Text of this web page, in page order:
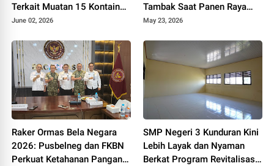
Terkait Muatan 15 Kontainer
PT PMM: Sudah Layak
June 02, 2026
Tambak Saat Panen Raya
Udang di Kebumen
May 23, 2026
Raker Ormas Bela Negara
2026: Pusbelneg dan FKBN
Perkuat Ketahanan Pangan
SMP Negeri 3 Kunduran Kini
Lebih Layak dan Nyaman
Berkat Program Revitalisasi